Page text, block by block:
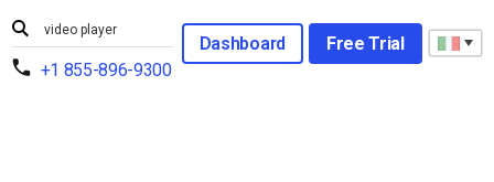
+1 855-896-9300
Dashboard Free Trial